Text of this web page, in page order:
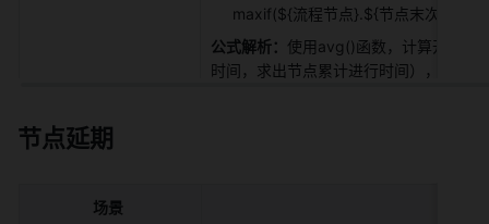
maxif(${流程节点}.${节点末次开始
公式解析： 使用avg()函数，计算开发节
时间，求出节点累计进行时间），按不
节点延期
场景